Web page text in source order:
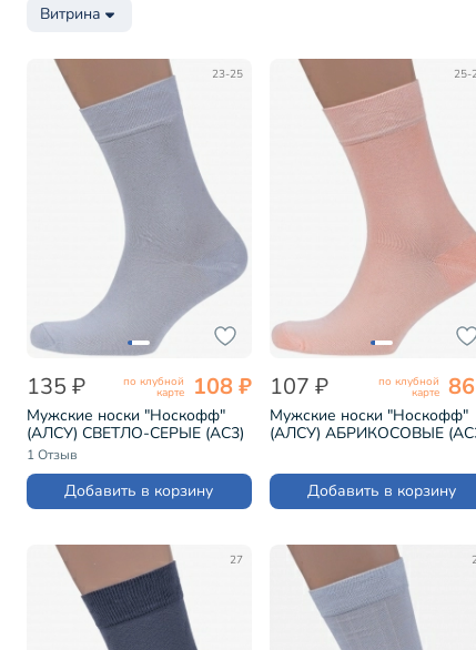
Витрина
23-25
135 ₽ по клубной
карте 108 ₽
Мужские носки "Носкофф"
(АЛСУ) СВЕТЛО-СЕРЫЕ (АС3)
1 Отзыв
Добавить в корзину
25-
107 ₽ по клубной
карте
Мужские носки "Носкофф"
(АЛСУ) АБРИКОСОВЫЕ
Добавить в корзину
27